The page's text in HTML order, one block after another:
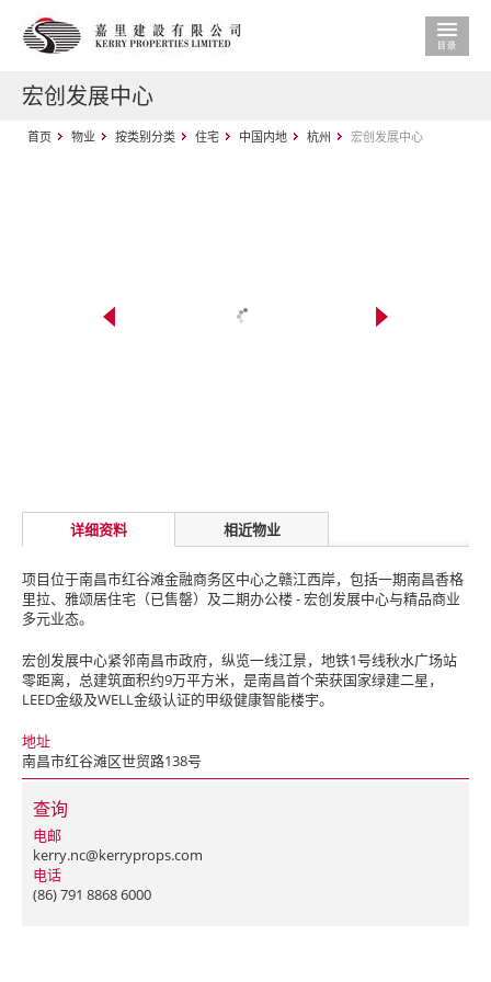
宏创发展中心
首页 物业 按类别分类 住宅 中国内地 杭州 宏创发展中心
详细资料 相近物业
项目位于南昌市红谷滩金融商务区中心之赣江西岸，包括一期南昌香格
里拉、雅颂居住宅（已售罄）及二期办公楼 - 宏创发展中心与精品商业
多元业态。
宏创发展中心紧邻南昌市政府，纵览一线江景，地铁1号线秋水广场站
零距离，总建筑面积约9万平方米，是南昌首个荣获国家绿建二星，
LEED金级及WELL金级认证的甲级健康智能楼宇。
地址
南昌市红谷滩区世贸路138号
查询
电邮
kerry.nc@kerryprops.com
电话
(86) 791 8868 6000